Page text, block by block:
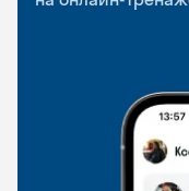
и когда удобно
и